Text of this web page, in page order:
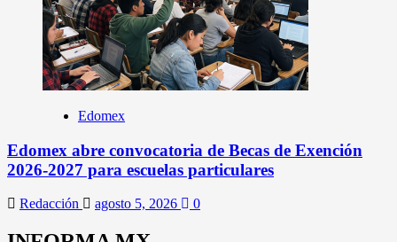
Edomex
Edomex abre convocatoria de Becas de Exención
2026-2027 para escuelas particulares
Redacción agosto 5, 2026 0